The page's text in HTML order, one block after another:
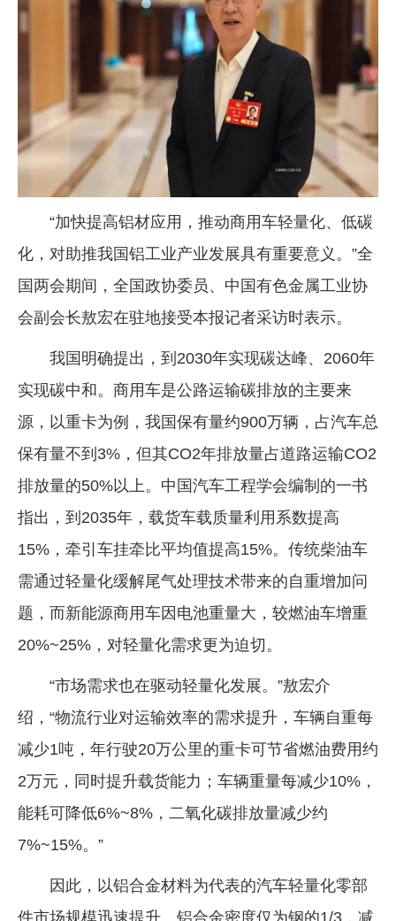
企业文化
《资源再生》杂志
数字报
“加快提高铝材应用，推动商用车轻量化、低碳
化，对助推我国铝工业产业发展具有重要意义。”全
国两会期间，全国政协委员、中国有色金属工业协
会副会长敖宏在驻地接受本报记者采访时表示。
我国明确提出，到2030年实现碳达峰、2060年
实现碳中和。商用车是公路运输碳排放的主要来
源，以重卡为例，我国保有量约900万辆，占汽车总
保有量不到3%，但其CO2年排放量占道路运输CO2
排放量的50%以上。中国汽车工程学会编制的一书
指出，到2035年，载货车载质量利用系数提高
15%，牵引车挂牵比平均值提高15%。传统柴油车
需通过轻量化缓解尾气处理技术带来的自重增加问
题，而新能源商用车因电池重量大，较燃油车增重
20%~25%，对轻量化需求更为迫切。
“市场需求也在驱动轻量化发展。”敖宏介
绍，“物流行业对运输效率的需求提升，车辆自重每
减少1吨，年行驶20万公里的重卡可节省燃油费用约
2万元，同时提升载货能力；车辆重量每减少10%，
能耗可降低6%~8%，二氧化碳排放量减少约
7%~15%。”
因此，以铝合金材料为代表的汽车轻量化零部
件市场规模迅速提升。铝合金密度仅为钢的1/3，减